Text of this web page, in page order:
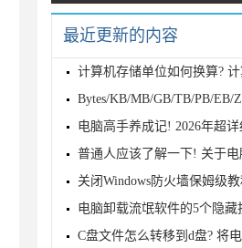
最近更新的内容
关闭Windows防火墙保姆级